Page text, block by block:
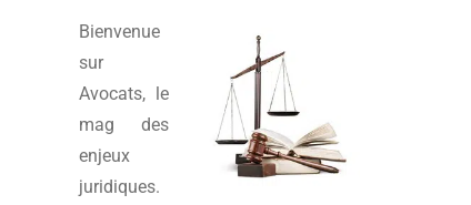
Bienvenue
sur
Avocats, le
mag des
enjeux
juridiques.